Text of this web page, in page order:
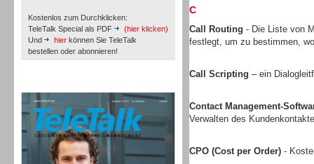
Kostenlos zum Durchklicken:
TeleTalk Special als PDF
(hier klicken)
Und
hier können Sie TeleTalk
bestellen oder abonnieren!
C
Call Routing - Die Liste von
festlegt, um zu bestimmen,
Call Scripting – ein
Contact Management-
Verwalten des
CPO (Cost per Order) -